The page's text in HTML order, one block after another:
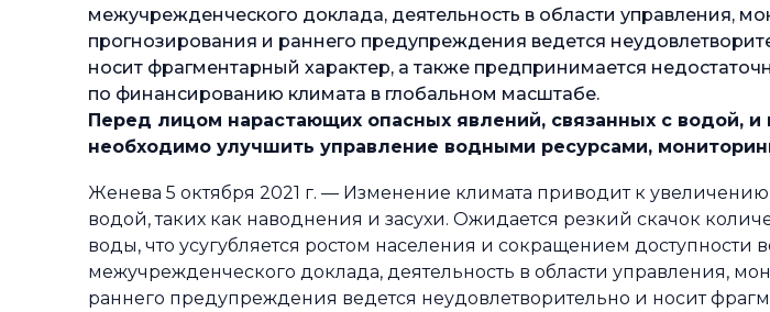
межучрежденческого доклада, деятельность в области управления,
прогнозирования и раннего предупреждения ведется
носит фрагментарный характер, а также предпринимается
по финансированию климата в глобальном масштабе.
Перед лицом нарастающих опасных явлений, связанных с водой, и
необходимо улучшить управление водными ресурсами,
Женева 5 октября 2021 г. — Изменение климата приводит к
водой, таких как наводнения и засухи. Ожидается резкий скачок
воды, что усугубляется ростом населения и сокращением
межучрежденческого доклада, деятельность в области управления,
раннего предупреждения ведется неудовлетворительно и носит